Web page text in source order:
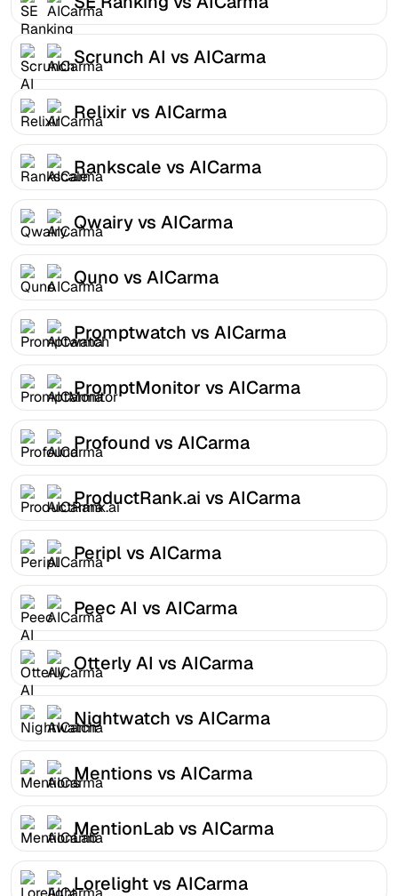
Scrunch AI vs AICarma
Relixir vs AICarma
Rankscale vs AICarma
Qwairy vs AICarma
Quno vs AICarma
Promptwatch vs AICarma
PromptMonitor vs AICarma
Profound vs AICarma
ProductRank.ai vs AICarma
Peripl vs AICarma
Peec AI vs AICarma
Otterly AI vs AICarma
Nightwatch vs AICarma
Mentions vs AICarma
MentionLab vs AICarma
Lorelight vs AICarma